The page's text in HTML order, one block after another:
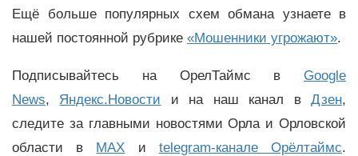
Ещё больше популярных схем обмана узнаете в
нашей постоянной рубрике «Мошенники угрожают».
Подписывайтесь на ОрелТаймс в Google
News, Яндекс.Новости и на наш канал вДзен,
следите за главными новостями Орла и Орловской
области в MAX и telegram-канале Орёлтаймс.